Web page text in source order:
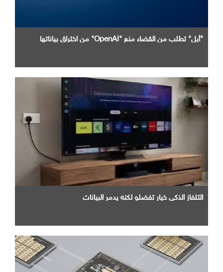
"أبل" تطلب من القضاء منع "OpenAI" من اختراق بياناتها
التلفاز الذكي خيار تفضلو لكنه يدمر البيانات